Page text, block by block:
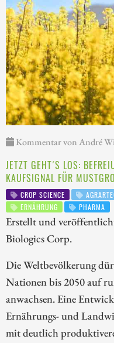
Kommentar von André
JETZT GEHT´S LOS:
KAUFSIGNAL FÜR
CROP SCIENCE
ERNÄHRUNG
PHARMA
Erstellt und
Biologics Corp.
Die Weltbevölkerung
Nationen bis 2050 auf
anwachsen. Eine
Ernährungs- und
mit deutlich